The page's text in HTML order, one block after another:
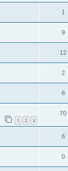
1
9
12
2
6
1 2 3
70
6
0